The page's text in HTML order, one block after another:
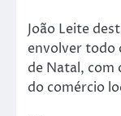
João Leite
envolver todo
de Natal, com
do comércio